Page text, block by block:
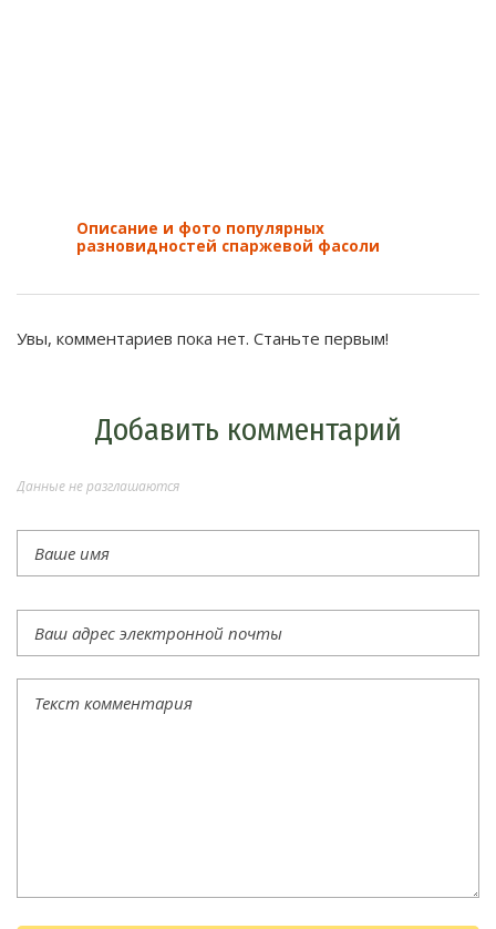
Описание и фото популярных
разновидностей спаржевой фасоли
Увы, комментариев пока нет. Станьте первым!
Добавить комментарий
Данные не разглашаются